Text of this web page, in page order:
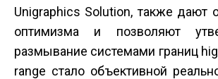
Unigraphics Solution, также дают
оптимизма и позволяют
размывание системами границ
range стало объективной